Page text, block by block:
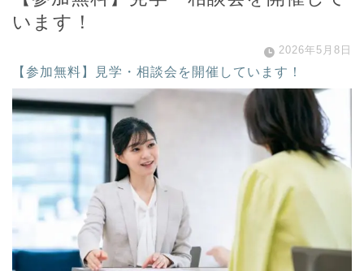
います！
2026年5月8日
【参加無料】見学・相談会を開催しています！